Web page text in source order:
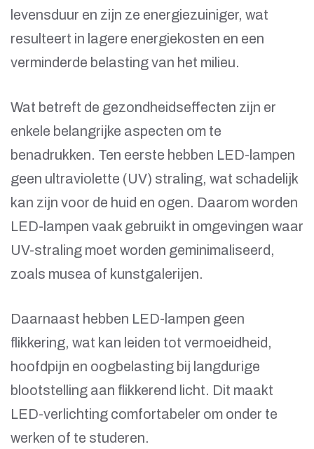
levensduur en zijn ze energiezuiniger, wat
resulteert in lagere energiekosten en een
verminderde belasting van het milieu.
Wat betreft de gezondheidseffecten zijn er
enkele belangrijke aspecten om te
benadrukken. Ten eerste hebben LED-lampen
geen ultraviolette (UV) straling, wat schadelijk
kan zijn voor de huid en ogen. Daarom worden
LED-lampen vaak gebruikt in omgevingen waar
UV-straling moet worden geminimaliseerd,
zoals musea of kunstgalerijen.
Daarnaast hebben LED-lampen geen
flikkering, wat kan leiden tot vermoeidheid,
hoofdpijn en oogbelasting bij langdurige
blootstelling aan flikkerend licht. Dit maakt
LED-verlichting comfortabeler om onder te
werken of te studeren.